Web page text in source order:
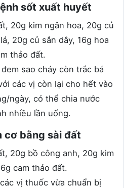
sốt xuất huyết
20g kim ngân hoa, 20g củ
20g củ sắn dây, 16g hoa
thảo đất.
sao cháy còn trắc bá
các vị còn lại cho hết vào
ngày, có thể chia nước
nhiều lần uống.
cơ bằng sài đất
20g bồ công anh, 20g kim
cam thảo đất.
vị thuốc vừa chuẩn bị